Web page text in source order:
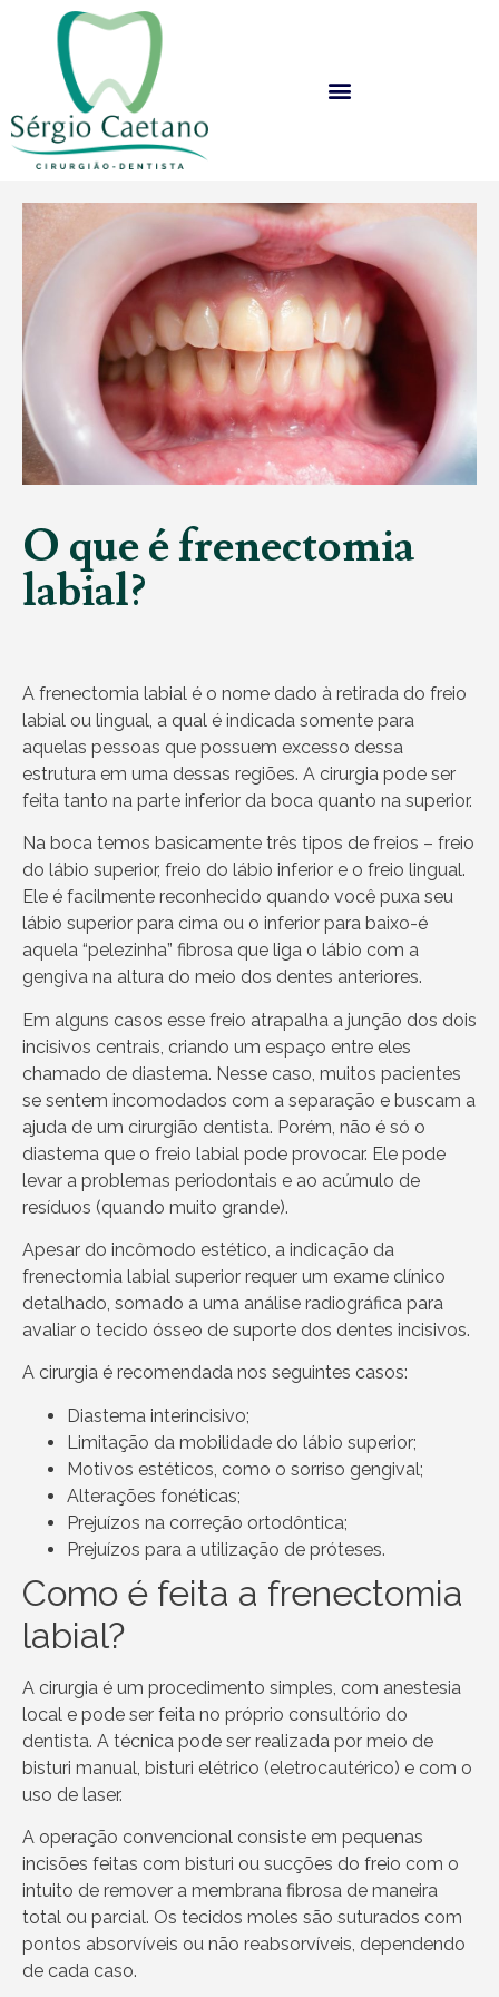
O que é frenectomia
labial?
A frenectomia labial é o nome dado à retirada do freio
labial ou lingual, a qual é indicada somente para
aquelas pessoas que possuem excesso dessa
estrutura em uma dessas regiões. A cirurgia pode ser
feita tanto na parte inferior da boca quanto na superior.
Na boca temos basicamente três tipos de freios – freio
do lábio superior, freio do lábio inferior e o freio lingual.
Ele é facilmente reconhecido quando você puxa seu
lábio superior para cima ou o inferior para baixo-é
aquela “pelezinha” fibrosa que liga o lábio com a
gengiva na altura do meio dos dentes anteriores.
Em alguns casos esse freio atrapalha a junção dos dois
incisivos centrais, criando um espaço entre eles
chamado de diastema. Nesse caso, muitos pacientes
se sentem incomodados com a separação e buscam a
ajuda de um cirurgião dentista. Porém, não é só o
diastema que o freio labial pode provocar. Ele pode
levar a problemas periodontais e ao acúmulo de
resíduos (quando muito grande).
Apesar do incômodo estético, a indicação da
frenectomia labial superior requer um exame clínico
detalhado, somado a uma análise radiográfica para
avaliar o tecido ósseo de suporte dos dentes incisivos.
A cirurgia é recomendada nos seguintes casos:
Diastema interincisivo;
Limitação da mobilidade do lábio superior;
Motivos estéticos, como o sorriso gengival;
Alterações fonéticas;
Prejuízos na correção ortodôntica;
Prejuízos para a utilização de próteses.
Como é feita a frenectomia
labial?
A cirurgia é um procedimento simples, com anestesia
local e pode ser feita no próprio consultório do
dentista. A técnica pode ser realizada por meio de
bisturi manual, bisturi elétrico (eletrocautérico) e com o
uso de laser.
A operação convencional consiste em pequenas
incisões feitas com bisturi ou sucções do freio com o
intuito de remover a membrana fibrosa de maneira
total ou parcial. Os tecidos moles são suturados com
pontos absorvíveis ou não reabsorvíveis, dependendo
de cada caso.